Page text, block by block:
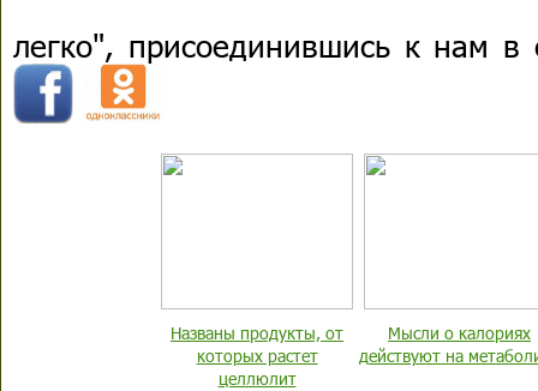
легко", присоединившись к нам
Названы продукты, от
которых растет
целлюлит
Мысли о калориях
действуют на